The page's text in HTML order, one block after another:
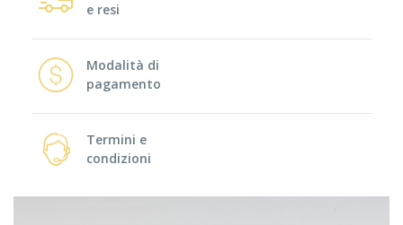
e resi
Modalità di
pagamento
Termini e
condizioni